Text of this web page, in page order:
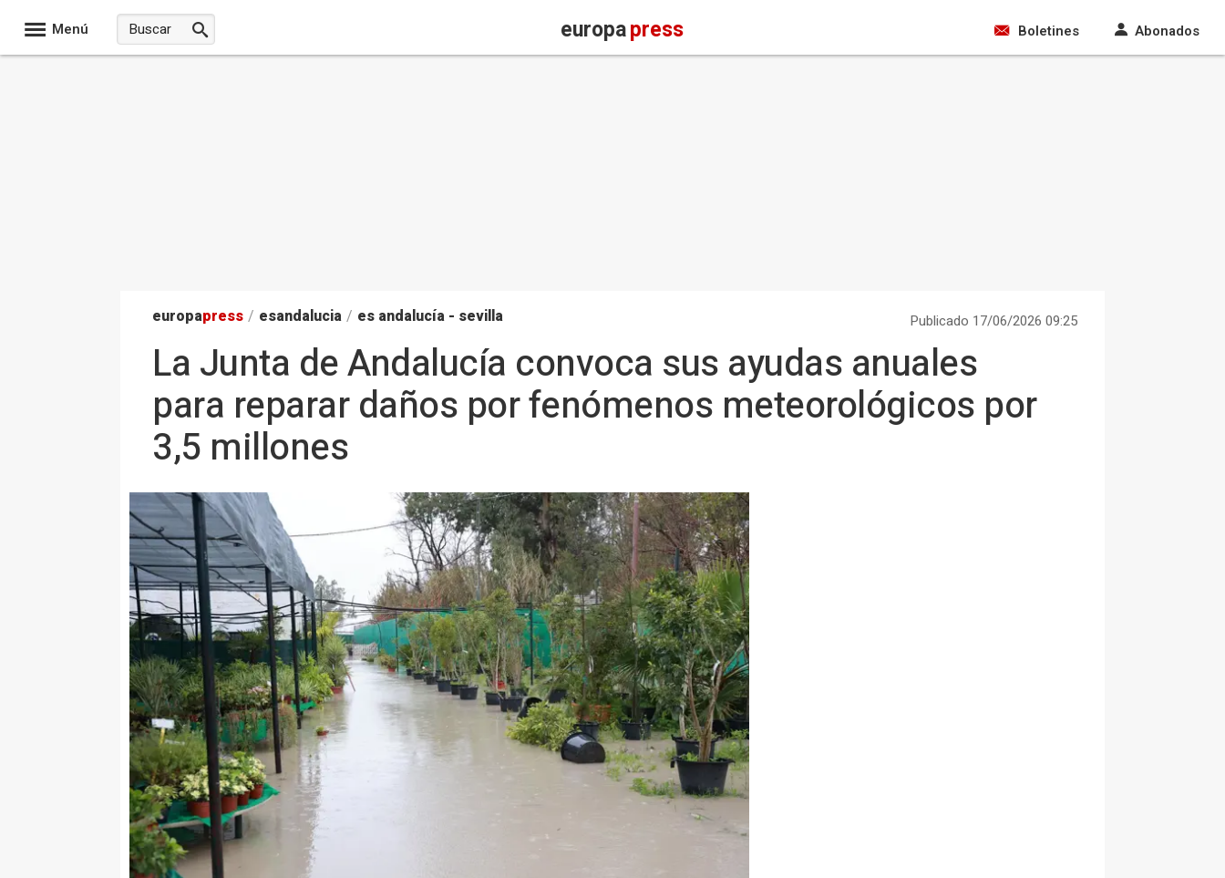
Menú europapress Boletines Abonados
europapress / esandalucia / es andalucía - sevilla Publicado 17/06/2026 09:25
La Junta de Andalucía convoca sus ayudas anuales
para reparar daños por fenómenos meteorológicos por
3,5 millones